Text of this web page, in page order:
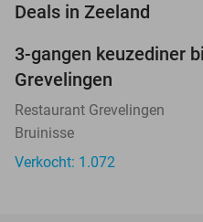
Deals in Zeeland
3-gangen keuzediner
Grevelingen
Restaurant Grevelingen
Bruinisse
Verkocht: 1.072